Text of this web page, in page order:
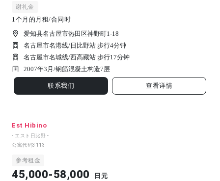
谢礼金
1个月的月租/合同时
爱知县名古屋市热田区神野町1-18
名古屋市名港线/日比野站 步行4分钟
名古屋市名城线/西高藏站 步行17分钟
2007年3月/钢筋混凝土构造7 层
联系我们 查看详情
Est Hibino
- エスト日比野 -
公寓代码3113
参考租金
45,000-58,000 日元